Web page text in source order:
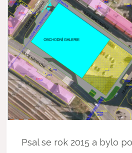
Psal se rok 2015 a bylo